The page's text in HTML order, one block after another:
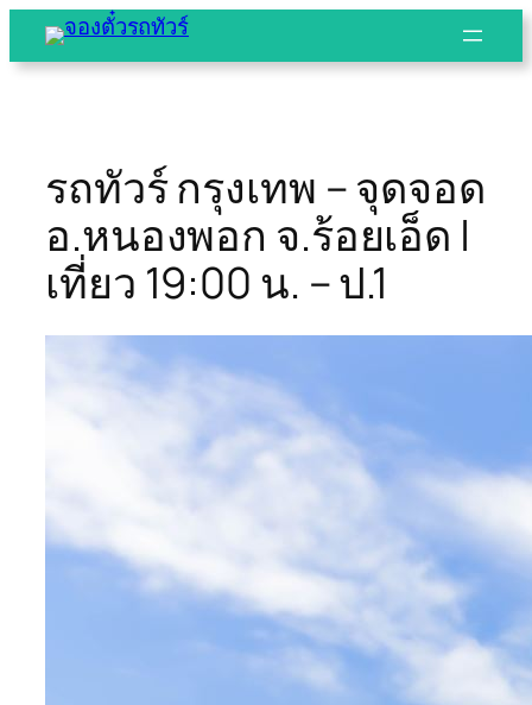
Skip
รถทัวร์ กรุงเทพ – จุดจอด
อ.หนองพอก จ.ร้อยเอ็ด |
เที่ยว 19:00 น. – ป.1